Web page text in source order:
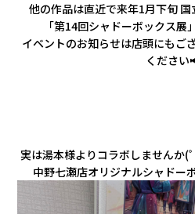
他の作品は直近で来年1月下旬
「第14回シャドーボックス展
イベントのお知らせは店頭にもご
ください
実は湯本様よりコラボしませんか(
中野七瀬店オリジナルシャドー